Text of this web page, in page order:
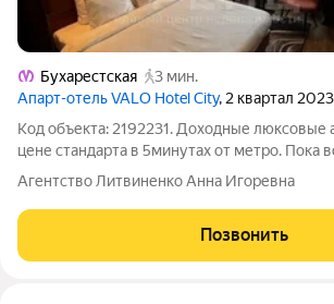
Бухарестская
3 мин.
Апарт-отель VALO Hotel City, 2 квартал 2023
Код объекта: 2192231. Доходные люксовые
цене стандарта в 5минутах от метро. Пока
обычные студии, вы на тех же условиях
интерьер и экономите от 500000 на
АППАРТАМЕНТ: Общая
Агентство Литвиненко Анна Игоревна
Позвонить